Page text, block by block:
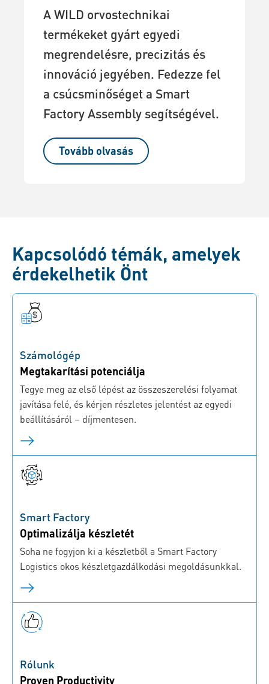
A WILD orvostechnikai
termékeket gyárt egyedi
megrendelésre, precizitás és
innováció jegyében. Fedezze fel
a csúcsminőséget a Smart
Factory Assembly segítségével.
Tovább olvasás
Kapcsolódó témák, amelyek
érdekelhetik Önt
Számológép
Megtakarítási potenciálja
Tegye meg az első lépést az összeszerelési folyamat
javítása felé, és kérjen részletes jelentést az egyedi
beállításáról – díjmentesen.
Smart Factory
Optimalizálja készletét
Soha ne fogyjon ki a készletből a Smart Factory
Logistics okos készletgazdálkodási megoldásunkkal.
Rólunk
Proven Productivity